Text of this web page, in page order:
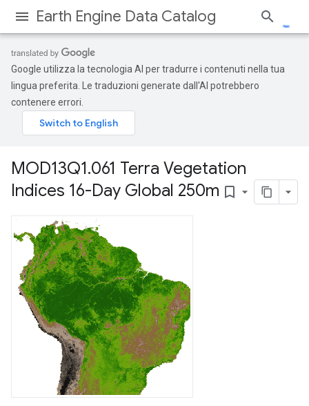
Earth Engine Data Catalog
Google utilizza la tecnologia AI per tradurre i contenuti nella tua
lingua preferita. Le traduzioni generate dall'AI potrebbero
contenere errori.
MOD13Q1.061 Terra Vegetation
Indices 16-Day Global 250m bookmark_border